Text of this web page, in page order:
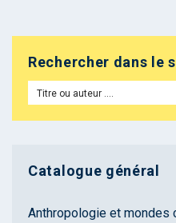
Rechercher dans le
Catalogue général
Anthropologie et mondes